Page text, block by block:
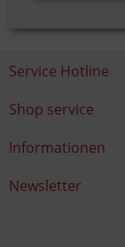
Service Hotline
Shop service
Informationen
Newsletter